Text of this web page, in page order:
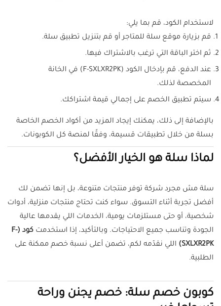
لاستخدام الكود، قم بما يلي:
قم بزيارة موقع سلة للمتاجر أو قم بتنزيل تطبيق سلة.
ثم اختر الباقة التي ترغب بالاشتراك فيها.
عند الدفع، قم بإدخال الكود (F-SXLXR2PK) في الخانة
المخصصة لذلك.
سيتم تطبيق الخصم على إجمالي قيمة اشتراكك.
بالإضافة إلى ذلك، يمكنك إيجاد المزيد من أكواد الخصم الخاصة
بسلة من خلال تطبيقات قسيمة، وفقًا لمنصة كل الكوبونات.
لماذا سلة هو الخيار الأفضل؟
سلة مش مجرد شركة توفر منتجات متنوعة، بل إنها تضمن لك
أفضل تجربة أثناء التسوق. سواء كنت تحتاج منتجات منزلية، أدوات
شخصية، أو حتى مستلزمات يومية، الخدمات اللي يقدمها عالية
الجودة وتناسب جميع الاحتياجات. وبالتأكيد، إذا استخدمت
كود (F-
SXLXR2PK)
اللي نقدّمه لكم، تضمن أعلى نسبة خصم ممكنة على
الطلبية.
كوبون خصم سلة: خصم يجنن وراحة